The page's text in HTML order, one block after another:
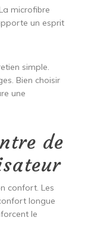
microfibre
un esprit
simple.
Bien choisir
une
de
confort. Les
longue
le